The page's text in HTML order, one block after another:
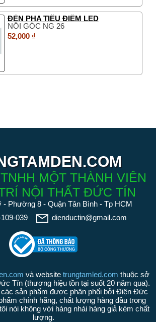
ĐÈN PHA TIÊU ĐIỂM LED
NỐI GÓC NG 26
52,000 ₫
MỘT THÀNH VIÊN
NỘI THẤT ĐỨC TÍN
- Phường 8 - Quận Tân Bình - Tp HCM
039
dienductin@gmail.com
và website trungtamled.com thuộc sở
Tín (thương hiệu tồn tại suốt 20 năm qua).
sản phẩm được phân phối bởi Điện Đức
chính hãng, chất lượng hàng đầu trong
nói không với hàng nhái hàng giả kém chất
lượng.